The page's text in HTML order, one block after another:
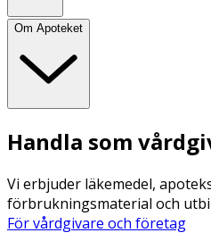
Om Apoteket
Handla som
Vi erbjuder läkemedel,
förbrukningsmaterial och
För vårdgivare och företag